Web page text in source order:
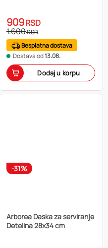
909RSD
1.600RSD
Besplatna dostava
Dostava od13.08.
Dodaj u korpu
-31%
Arborea Daska za serviranje
Detelina 28x34 cm